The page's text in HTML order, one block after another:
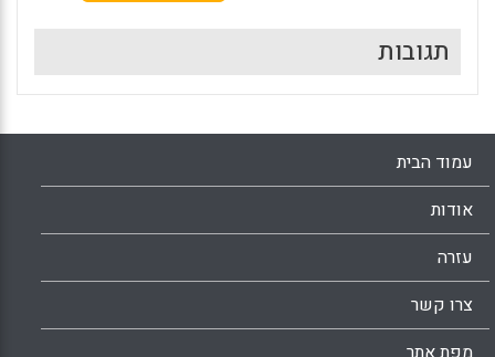
תגובות
עמוד הבית
אודות
עזרה
צרו קשר